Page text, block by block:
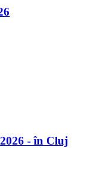
- în Cluj